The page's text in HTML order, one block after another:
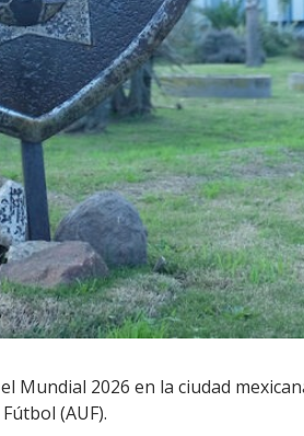
Mundial 2026 en la ciudad
(AUF).